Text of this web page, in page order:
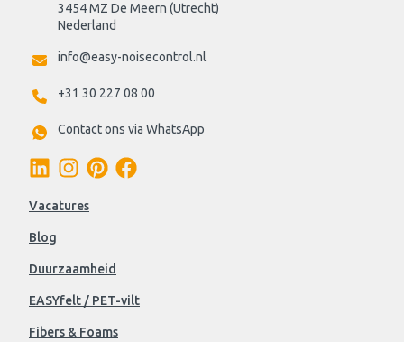
3454 MZ De Meern (Utrecht)
Nederland
info@easy-noisecontrol.nl
+31 30 227 08 00
Contact ons via WhatsApp
Vacatures
Blog
Duurzaamheid
EASYfelt / PET-vilt
Fibers & Foams